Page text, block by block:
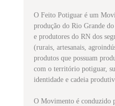
O Feito Potiguar é um
produção do Rio Grande
e produtores do RN dos
(rurais, artesanais,
produtos que possuam
com o território potiguar,
identidade e cadeia
O Movimento é conduzido